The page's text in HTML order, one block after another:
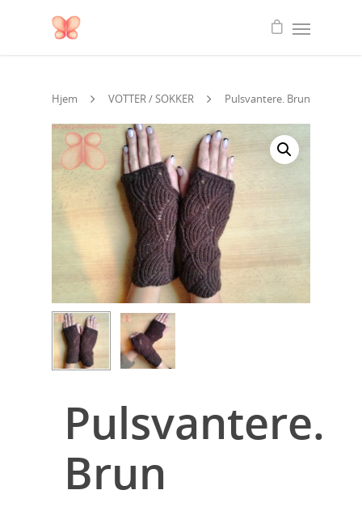
Hjem VOTTER / SOKKER Pulsvantere. Brun
Pulsvantere.
Brun